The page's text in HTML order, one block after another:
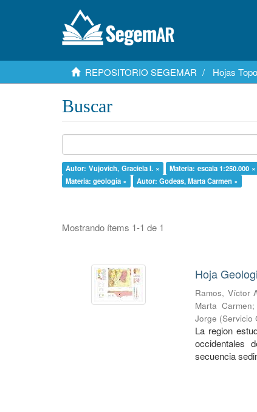
REPOSITORIO SEGEMAR Hojas
Buscar
Autor: Vujovich, Graciela I. × Materia: escala 1:250.000 ×
Materia: geología ×
Autor: Godeas, Marta Carmen ×
Mostrando ítems 1-1 de 1
Hoja
Ramos, Víctor
Marta Carmen;
Jorge (Servicio
La region
occidentales
secuencia